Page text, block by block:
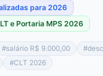
para 2026
e Portaria MPS 2026
#salário R$ 9.000,00 #
#CLT 2026